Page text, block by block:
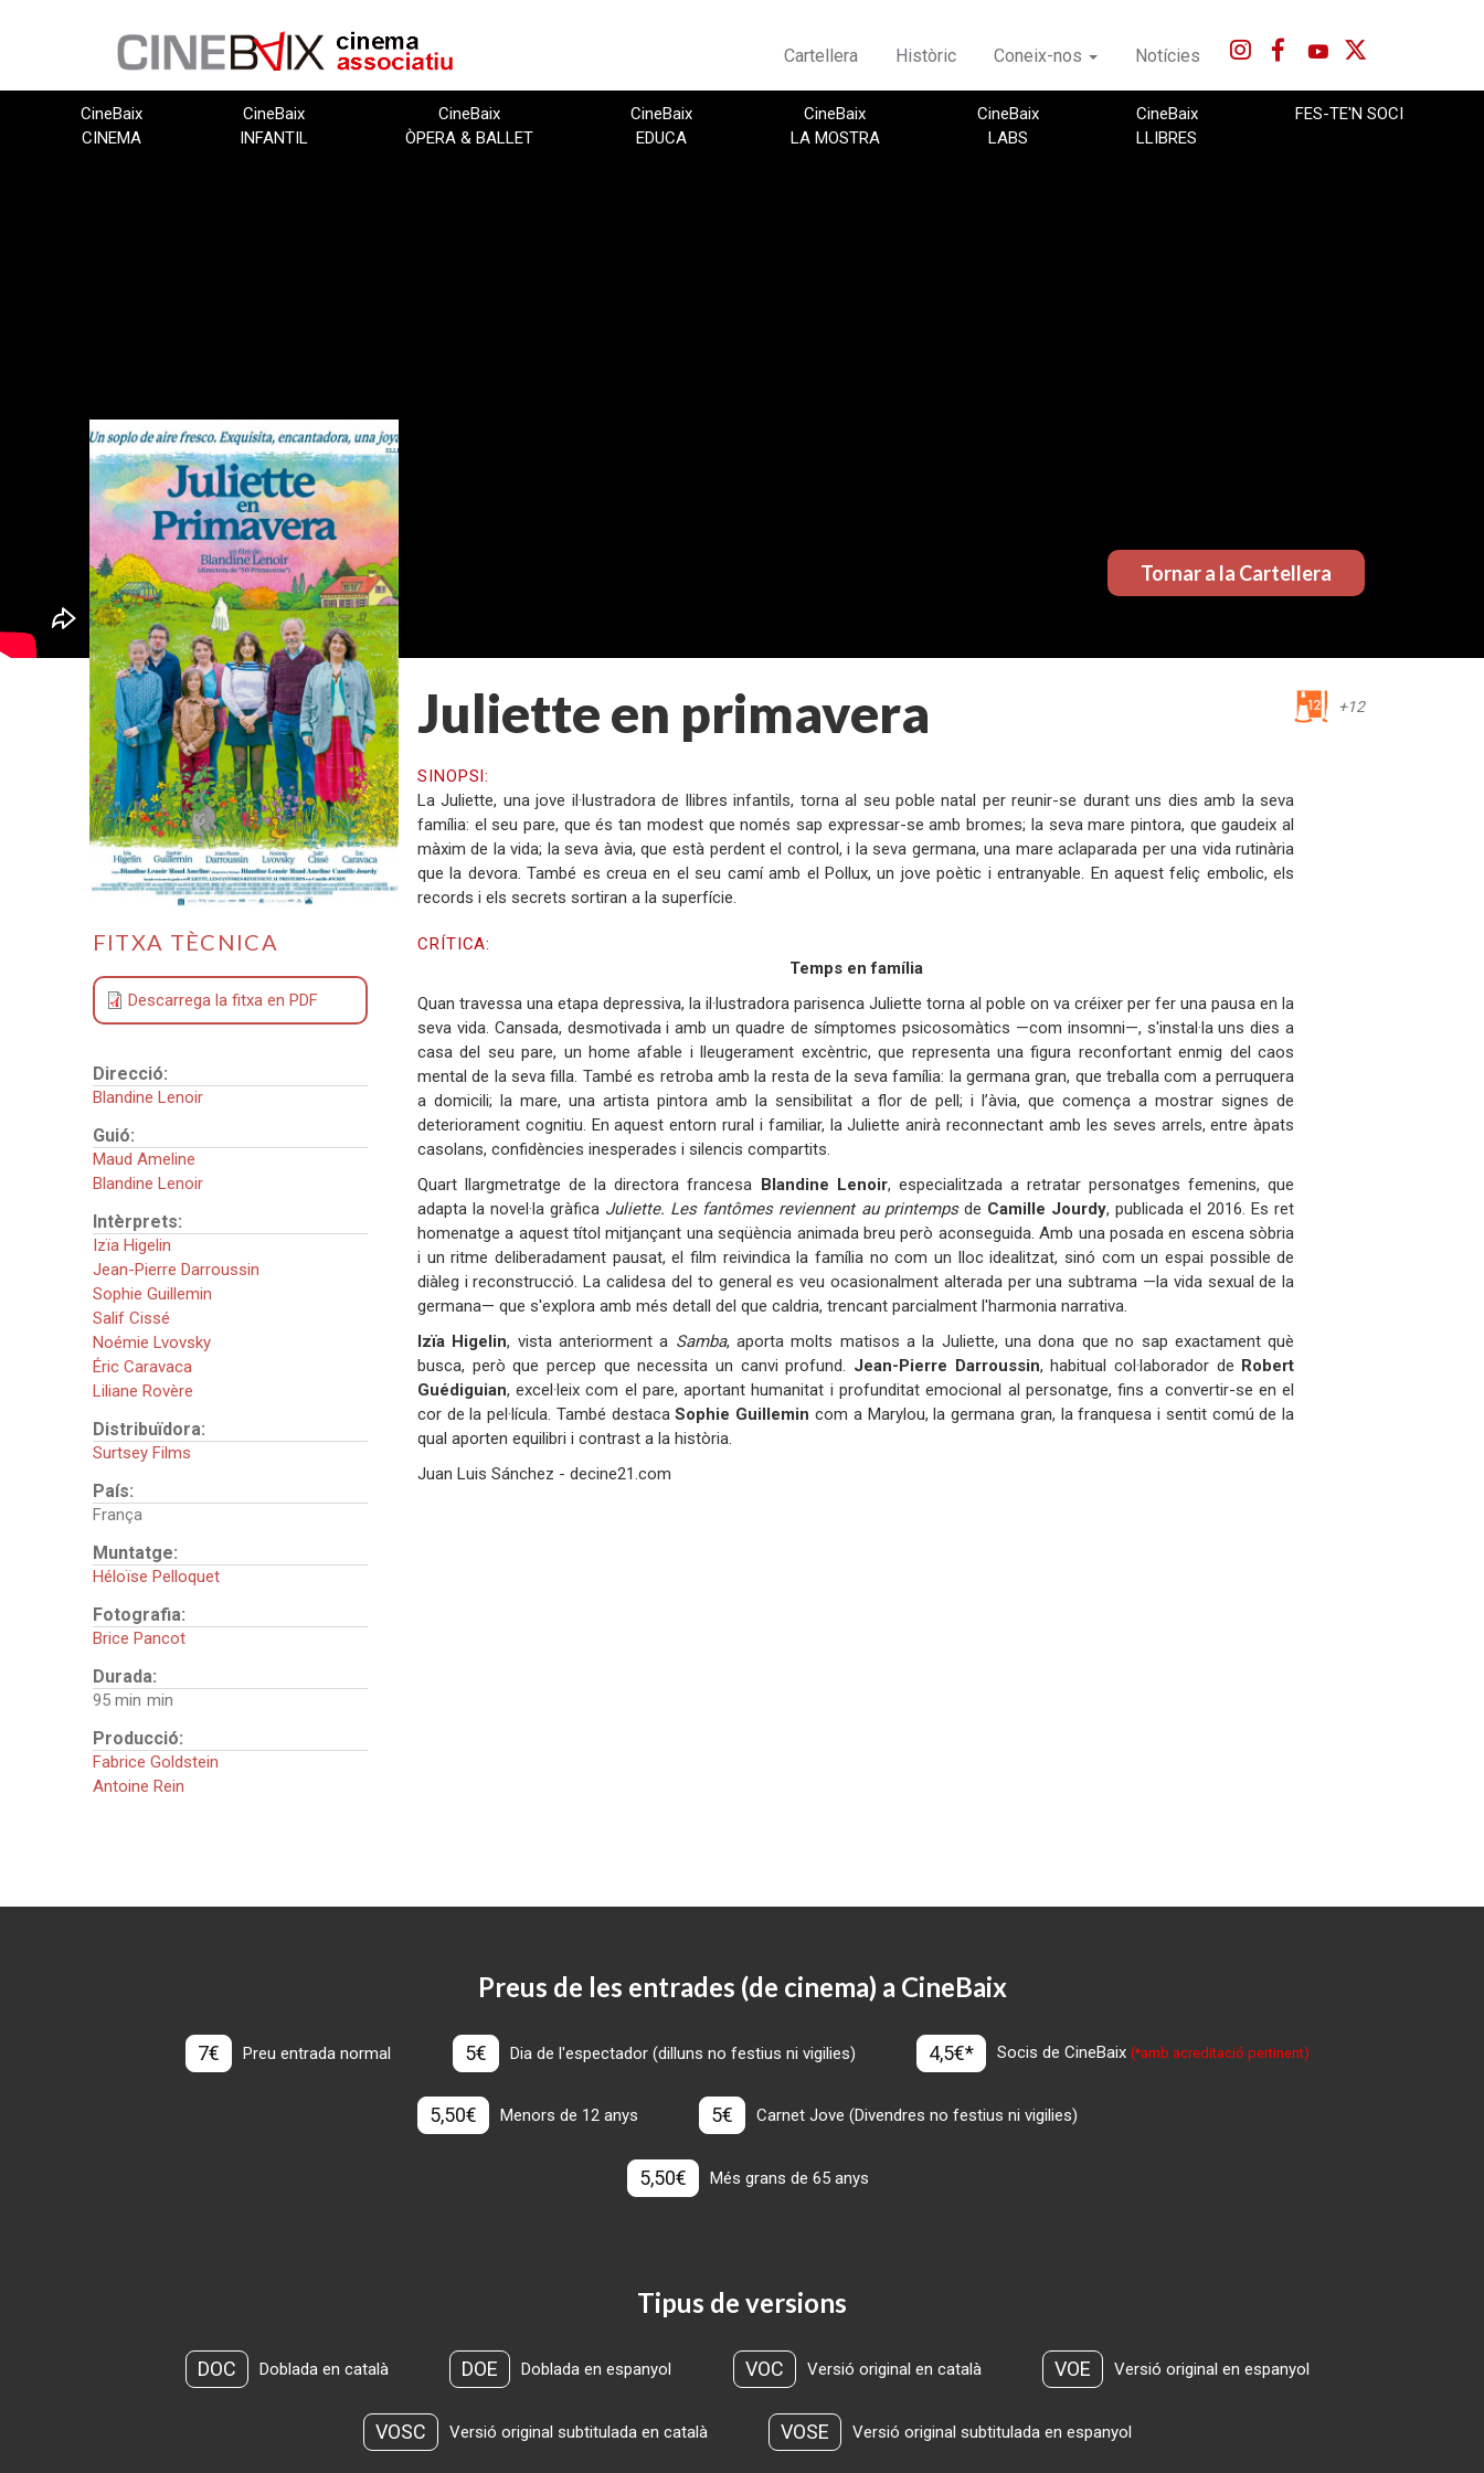
Cartellera Històric Coneix-nos Notícies
CineBaix
CINEMA
CineBaix
INFANTIL
CineBaix
ÒPERA & BALLET
CineBaix
EDUCA
CineBaix
LA MOSTRA
CineBaix
LABS
CineBaix
LLIBRES
FES-TE'N SOCI
Juliette en primavera
Tornar a la Cartellera
+12
FITXA TÈCNICA
Descarrega la fitxa en PDF
Direcció:
Blandine Lenoir
Guió:
Maud Ameline
Blandine Lenoir
Intèrprets:
Izïa Higelin
Jean-Pierre Darroussin
Sophie Guillemin
Salif Cissé
Noémie Lvovsky
Éric Caravaca
Liliane Rovère
Distribuïdora:
Surtsey Films
País:
França
Muntatge:
Héloïse Pelloquet
Fotografia:
Brice Pancot
Durada:
95 min
Producció:
Fabrice Goldstein
Antoine Rein
SINOPSI:
La Juliette, una jove il·lustradora de llibres infantils, torna al seu poble natal per reunir-se durant uns dies amb la seva
família: el seu pare, que és tan modest que només sap expressar-se amb bromes; la seva mare pintora, que gaudeix al
màxim de la vida; la seva àvia, que està perdent el control, i la seva germana, una mare aclaparada per una vida rutinària
que la devora. També es creua en el seu camí amb el Pollux, un jove poètic i entranyable. En aquest feliç embolic, els
records i els secrets sortiran a la superfície.
CRÍTICA:
Temps en família
Quan travessa una etapa depressiva, la il·lustradora parisenca Juliette torna al poble on va créixer per fer una pausa en la
seva vida. Cansada, desmotivada i amb un quadre de símptomes psicosomàtics —com insomni—, s'instal·la uns dies a
casa del seu pare, un home afable i lleugerament excèntric, que representa una figura reconfortant enmig del caos
mental de la seva filla. També es retroba amb la resta de la seva família: la germana gran, que treballa com a perruquera
a domicili; la mare, una artista pintora amb la sensibilitat a flor de pell; i l’àvia, que comença a mostrar signes de
deteriorament cognitiu. En aquest entorn rural i familiar, la Juliette anirà reconnectant amb les seves arrels, entre àpats
casolans, confidències inesperades i silencis compartits.
Quart llargmetratge de la directora francesa Blandine Lenoir, especialitzada a retratar personatges femenins, que
adapta la novel·la gràfica Juliette. Les fantômes reviennent au printempsde Camille Jourdy, publicada el 2016. Es ret
homenatge a aquest títol mitjançant una seqüència animada breu però aconseguida. Amb una posada en escena sòbria
i un ritme deliberadament pausat, el film reivindica la família no com un lloc idealitzat, sinó com un espai possible de
diàleg i reconstrucció. La calidesa del to general es veu ocasionalment alterada per una subtrama —la vida sexual de la
germana— que s'explora amb més detall del que caldria, trencant parcialment l'harmonia narrativa.
Izïa Higelin, vista anteriorment a Samba, aporta molts matisos a la Juliette, una dona que no sap exactament què
busca, però que percep que necessita un canvi profund. Jean-Pierre Darroussin, habitual col·laborador de Robert
Guédiguian, excel·leix com el pare, aportant humanitat i profunditat emocional al personatge, fins a convertir-se en el
cor de la pel·lícula. També destacaSophie Guillemin com a Marylou, la germana gran, la franquesa i sentit comú de la
qual aporten equilibri i contrast a la història.
Juan Luis Sánchez - decine21.com
Preus de les entrades (de cinema) a CineBaix
7€ Preu entrada normal 5€ Dia de l'espectador (dilluns no festius ni vigilies) 4,5€* Socis de CineBaix(*amb acreditació pertinent)
5,50€ Menors de 12 anys 5€ Carnet Jove (Divendres no festius ni vigilies)
5,50€ Més grans de 65 anys
Tipus de versions
DOC Doblada en català DOE Doblada en espanyol VOC Versió original en català VOE Versió original en espanyol
VOSC Versió original subtitulada en català VOSE Versió original subtitulada en espanyol